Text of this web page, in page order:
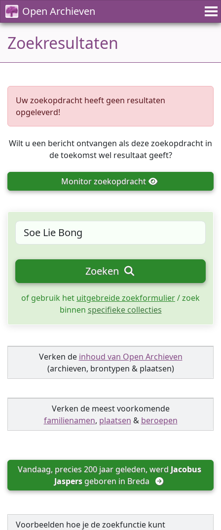
Open Archieven
Zoekresultaten
Uw zoekopdracht heeft geen resultaten
opgeleverd!
Wilt u een bericht ontvangen als deze zoekopdracht in
de toekomst wel resultaat geeft?
Monitorzoekopdracht
Zoeken
of gebruik het uitgebreide zoekformulier/ zoek
binnen specifieke collecties
Verken de inhoud van Open Archieven
(archieven, brontypen & plaatsen)
Verken de meest voorkomende
familienamen, plaatsen & beroepen
Vandaag, precies 200 jaar geleden, werd Jacobus
Jaspers geboren in Breda
Voorbeelden hoe je de zoekfunctie kunt